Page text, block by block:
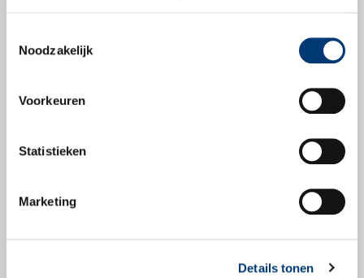
Noodzakelijk
Voorkeuren
Statistieken
Marketing
Details tonen